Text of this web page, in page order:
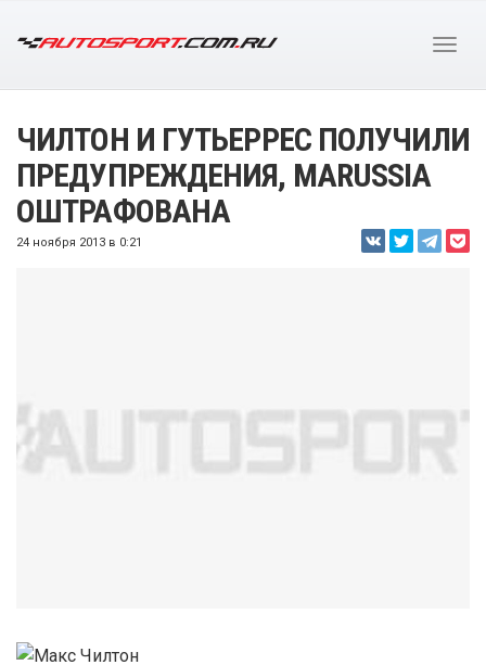
ЧИЛТОН И ГУТЬЕРРЕС ПОЛУЧИЛИ
ПРЕДУПРЕЖДЕНИЯ, MARUSSIA
ОШТРАФОВАНА
24 ноября 2013 в 0:21